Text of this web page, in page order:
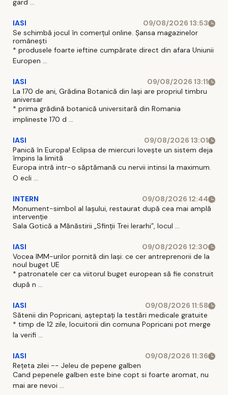
gard ...
IASI
09/08/2026 13:53
Se schimbă jocul în comerțul online. Șansa magazinelor
românești
* produsele foarte ieftine cumpărate direct din afara Uniunii
Europen ...
IASI
09/08/2026 13:11
La 170 de ani, Grădina Botanică din Iași are propriul timbru
aniversar
* prima grădină botanică universitară din Romania
implineste 170 d ...
IASI
09/08/2026 13:01
Panică în Europa! Eclipsa de miercuri lovește un sistem deja
împins la limită
Europa intră intr-o săptămană cu nervii intinsi la maximum.
O ecli ...
INTERN
09/08/2026 12:44
Monument-simbol al Iaşului, restaurat după cea mai amplă
intervenţie
Sala Gotică a Mănăstirii „Sfinţii Trei Ierarhi”, locul ...
IASI
09/08/2026 12:30
Vocea IMM-urilor pornită din Iași: ce cer antreprenorii de la
noul buget UE
* patronatele cer ca viitorul buget european să fie construit
după n ...
IASI
09/08/2026 11:58
Sătenii din Popricani, așteptați la testări medicale gratuite
* timp de 12 zile, locuitorii din comuna Popricani pot merge
la verifi ...
IASI
09/08/2026 11:36
Rețeta zilei -- Jeleu de pepene galben
Cand pepenele galben este bine copt si foarte aromat, nu
mai are nevoi ...